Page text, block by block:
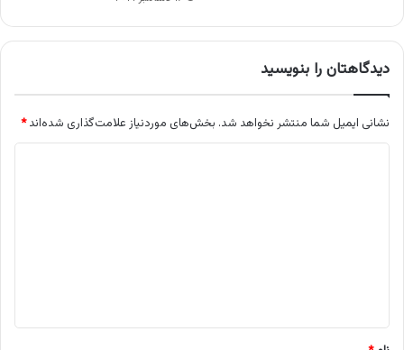
دیدگاهتان را بنویسید
نشانی ایمیل شما منتشر نخواهد شد. بخش‌های موردنیاز علامت‌گذاری شده‌اند*